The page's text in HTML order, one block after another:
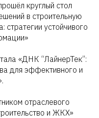
круглый стол
в строительную
стратегии устойчивого
«ДНК “ЛайнерТек”:
для эффективного и
отраслевого
и ЖКХ»